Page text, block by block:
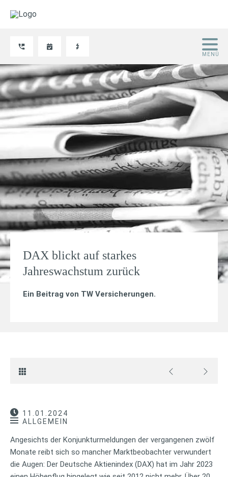
DAX blickt auf starkes
Jahreswachstum zurück
Ein Beitrag von TW Versicherungen.
11.01.2024
ALLGEMEIN
Angesichts der Konjunkturmeldungen der vergangenen zwölf
Monate reibt sich so mancher Marktbeobachter verwundert
die Augen: Der Deutsche Aktienindex (DAX) hat im Jahr 2023